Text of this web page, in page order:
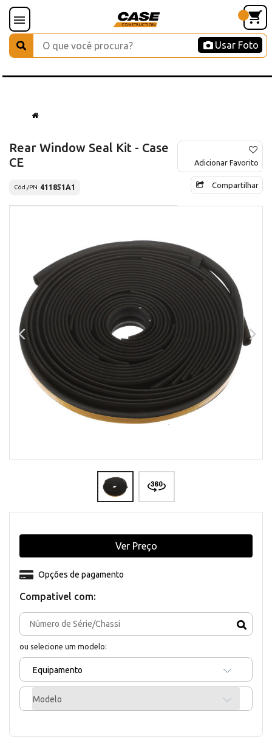
Usar Foto
Rear Window Seal Kit - Case
CE
Cód./PN 411851A1
Adicionar Favorito
Compartilhar
Compativel com:
ou selecione um modelo:
Equipamento
Modelo
Opções de pagamento
Ver Preço